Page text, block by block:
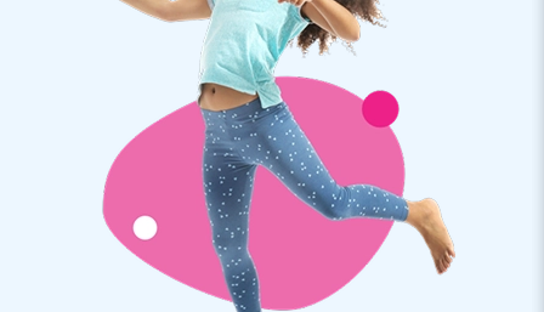
handleiding bij. Zo heb je alles compleet voor een mooie
Topkwaliteit, dus 5 jaar garantie
We geloven in de topkwaliteit van onze JB kussens. Ze zijn
gemaakt van sterke, hoge kwaliteit PVC, op meerdere punten
verstevigd en meervoudig gestikt. Dat betekent optimale
duurzaamheid en eenvoudig schoon te houden. Daarom
bieden we vanuit JB 5 jaar garantie. Hierdoor lever jij met dit
product jarenlang optimaal speelplezier.